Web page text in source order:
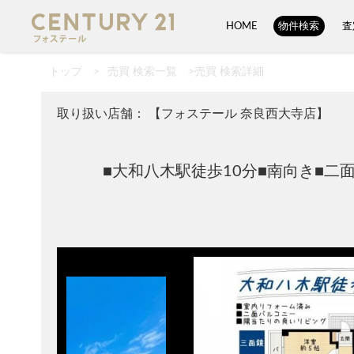
HOME 物件検索 査
トップ > 売買 検索一覧 >売買 検索詳細
取り扱い店舗： 【フォステール 奈良西大寺店】
■大和八木駅徒歩10分■南向き■二